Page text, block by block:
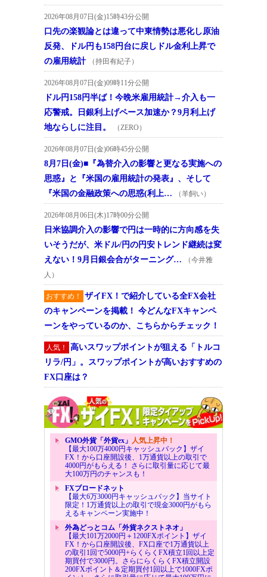
2026年08月07日(金)15時43分公開
口先の楽観論とは違って中東情勢は悪化し原油
反発、ドル円も158円台に戻しドル金利上昇で
の雇用統計
（持田有紀子）
2026年08月07日(金)09時11分公開
ドル円158円半ば！今晩米雇用統計→介入も一
応警戒。日銀利上げペース加速か？9月利上げ
地ならしに注目。
（ZERO）
2026年08月07日(金)06時45分公開
8月7日(金)■『為替介入の影響と更なる実施への
思惑』と『米国の雇用統計の発表』、そして
『米国の金融政策への思惑(利上…
（羊飼い）
2026年08月06日(木)17時00分公開
日米協調介入の影響で円は一時的に方向感を失
いそうだが、米ドル/円の円安トレンド継続は変
えない！9月日銀会合がターニング…
（今井雅
人）
おすすめ！
ザイFX！で紹介している全FX会社
のキャンペーンを掲載！ 今どんなFXキャンペ
ーンをやっているのか、こちらからチェック！
人気！
高いスワップポイントが狙える「トルコ
リラ/円」。スワップポイントが高いおすすめの
FX口座は？
GMO外貨「外貨ex」 人気上昇中！
【最大100万4000円キャッシュバック】ザイ
FX！から口座開設後、1万通貨以上の取引で
4000円がもらえる！ さらに取引量に応じて最
大100万円のチャンスも！
FXブロードネット
【最大6万3000円キャッシュバック】当サイト
限定！1万通貨以上の取引で現金3000円がもら
えるキャンペーン実施中！
外為どっとコム「外貨ネクストネオ」
【最大101万2000円＋1200FXポイント】ザイ
FX！から口座開設後、FX口座で1万通貨以上
の取引1回で5000円+らくらくFX積立1回以上定
期買付で3000円。さらにらくらくFX積立開設
200FXポイント＆定期買付1回以上で1000FXポ